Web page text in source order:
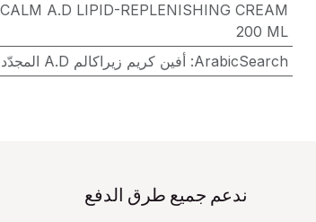
A.D LIPID-REPLENISHING CREAM
200 ML
ArabicSearch
: أفين كريم زيراكالم A.D المجدّد للخلايا الدهنية 200 مل
ندعم جميع طرق الدفع